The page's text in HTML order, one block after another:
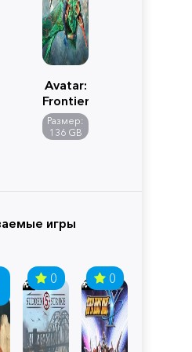
Avatar:
Frontiers
of
Pandora
Размер:
136 GB
игры
0 0